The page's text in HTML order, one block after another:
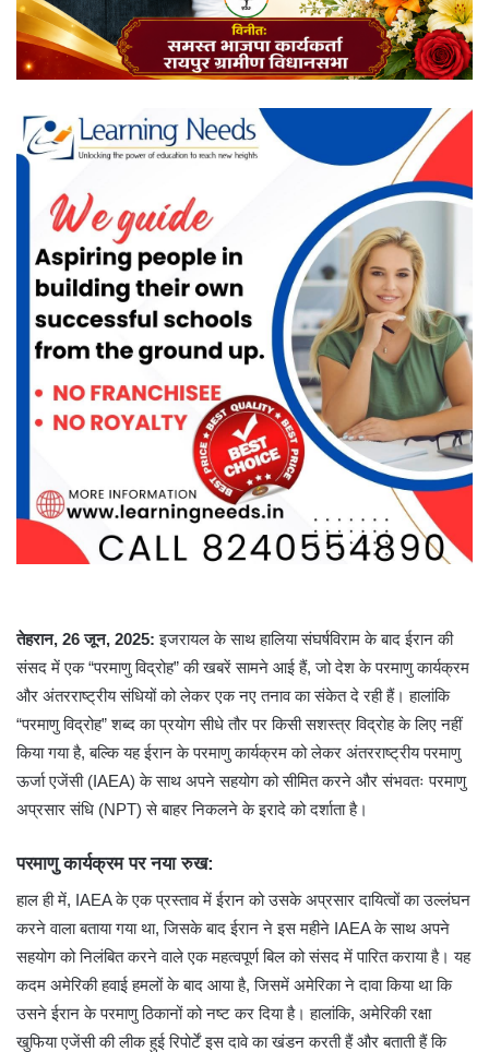
तेहरान, 26 जून, 2025: इजरायल के साथ हालिया संघर्षविराम के बाद ईरान की
संसद में एक “परमाणु विद्रोह” की खबरें सामने आई हैं, जो देश के परमाणु कार्यक्रम
और अंतरराष्ट्रीय संधियों को लेकर एक नए तनाव का संकेत दे रही हैं। हालांकि
“परमाणु विद्रोह” शब्द का प्रयोग सीधे तौर पर किसी सशस्त्र विद्रोह के लिए नहीं
किया गया है, बल्कि यह ईरान के परमाणु कार्यक्रम को लेकर अंतरराष्ट्रीय परमाणु
ऊर्जा एजेंसी (IAEA) के साथ अपने सहयोग को सीमित करने और संभवतः परमाणु
अप्रसार संधि (NPT) से बाहर निकलने के इरादे को दर्शाता है।
परमाणु कार्यक्रम पर नया रुख:
हाल ही में, IAEA के एक प्रस्ताव में ईरान को उसके अप्रसार दायित्वों का उल्लंघन
करने वाला बताया गया था, जिसके बाद ईरान ने इस महीने IAEA के साथ अपने
सहयोग को निलंबित करने वाले एक महत्वपूर्ण बिल को संसद में पारित कराया है। यह
कदम अमेरिकी हवाई हमलों के बाद आया है, जिसमें अमेरिका ने दावा किया था कि
उसने ईरान के परमाणु ठिकानों को नष्ट कर दिया है। हालांकि, अमेरिकी रक्षा
खुफिया एजेंसी की लीक हुई रिपोर्टें इस दावे का खंडन करती हैं और बताती हैं कि